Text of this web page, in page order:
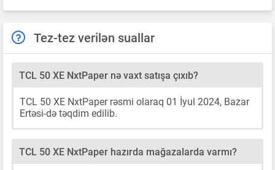
Tez-tez verilən suallar
TCL 50 XE NxtPaper nə vaxt satışa çıxıb?
TCL 50 XE NxtPaper rəsmi olaraq 01 İyul 2024, Bazar
Ertəsi-də təqdim edilib.
TCL 50 XE NxtPaper hazırda mağazalarda varmı?